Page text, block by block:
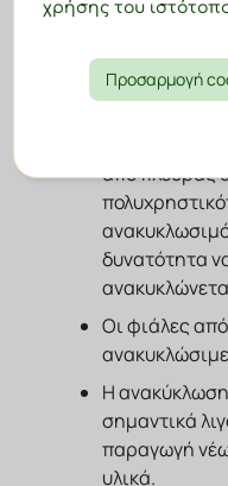
από πλευράς
δυνατότητα
Οι φιάλες
Η
σημαντικά
παραγωγή
υλικά.
χρήσης του
Προσαρμογή